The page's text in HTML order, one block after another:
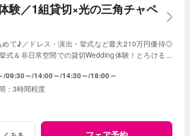
験／1組貸切×光の三角チャペ
めて♪／ドレス・演出・挙式など最大210万円優待◎
式＆非日常空間での貸切Wedding体験！とろける和
09:30～ 14:00～ 14:30～ 18:00～
3時間程度